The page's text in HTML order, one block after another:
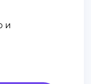
и